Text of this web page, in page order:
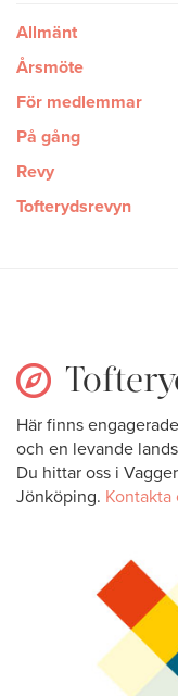
Allmänt
Årsmöte
För medlemmar
På gång
Revy
Tofterydsrevyn
Här finns
och en levande
Du hittar oss i
Jönköping. Kontakta